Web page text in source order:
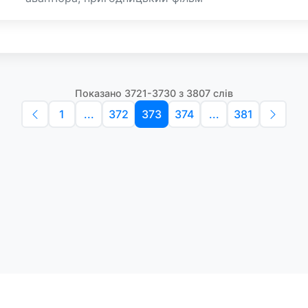
Показано 3721-3730 з 3807 слів
1 ... 372 373 374 ... 381